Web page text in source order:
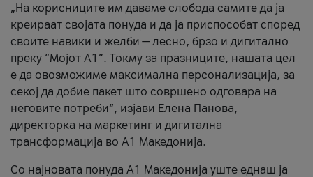
„На корисниците им даваме слобода самите да ја
креираат својата понуда и да ја приспособат според
своите навики и желби — лесно, брзо и дигитално
преку “Мојот А1”. Токму за празниците, нашата цел
е да овозможиме максимална персонализација, за
секој да добие пакет што совршено одговара на
неговите потреби“, изјави Елена Панова,
директорка на маркетинг и дигитална
трансформација во А1 Македонија.
Со најновата понуда А1 Македонија уште еднаш ја